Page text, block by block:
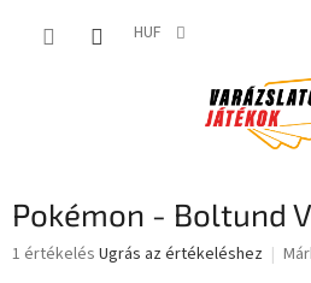
HUF
Pokémon - Boltund
A
1 értékelés Ugrás az értékeléshez